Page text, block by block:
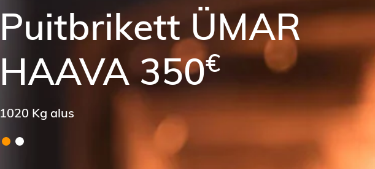
Puitbrikett Tume
Premium 340
960 Kg alus